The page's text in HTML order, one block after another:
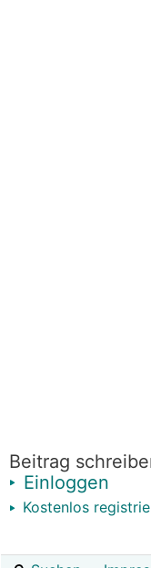
Beitrag
Einloggen
Kostenlos